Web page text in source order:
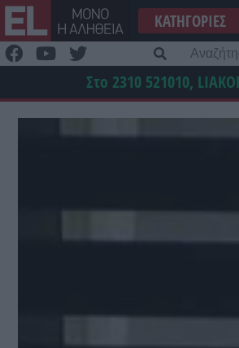
Μετάβαση
στο
περιεχόμενο
ΚΑΤΗΓΟΡΊΕΣ
Στο 2310 521010,